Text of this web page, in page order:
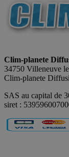
Clim-planete
34750 Villeneuve
Clim-planete
SAS au capital de
siret :